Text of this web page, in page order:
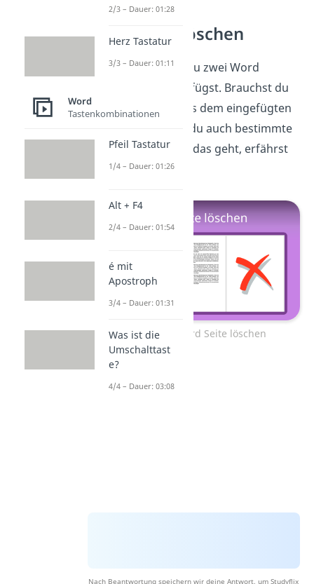
Word Seite löschen
Jetzt weißt du, wie du zwei Word
Dateien zusammenfügst. Brauchst du
nicht alle Inhalte aus dem eingefügten
Dokument, kannst du auch bestimmte
Seiten löschen. Wie das geht, erfährst
hier!
Zum Video: Word Seite löschen
Nach Beantwortung speichern wir deine Antwort, um Studyflix
2/3 – Dauer: 01:28
Herz Tastatur
3/3 – Dauer: 01:11
Word
Tastenkombinationen
Pfeil Tastatur
1/4 – Dauer: 01:26
Alt + F4
2/4 – Dauer: 01:54
é mit
Apostroph
3/4 – Dauer: 01:31
Was ist die
Umschalttast
e?
4/4 – Dauer: 03:08